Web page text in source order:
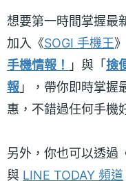
想要第一時間掌握最
加入《SOGI 手機王
手機情報！ 」與「 撿
報 」，帶你即時掌握
惠，不錯過任何手機
另外，你也可以透過
與 LINE TODAY 頻道